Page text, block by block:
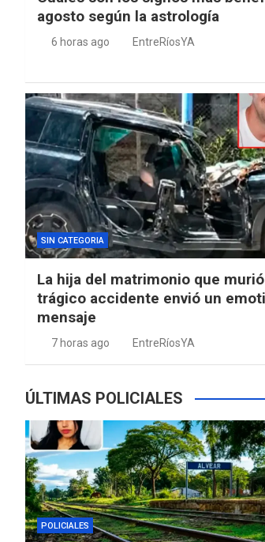
agosto según la astrología
6 horas ago EntreRíosYA
SIN CATEGORIA
La hija del matrimonio que
trágico accidente envió un
mensaje
7 horas ago EntreRíosYA
ÚLTIMAS POLICIALES
POLICIALES